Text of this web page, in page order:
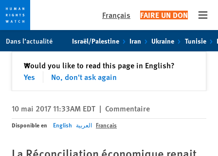
toto
content
Français FAIRE UN DON
Dans l’actualité Israël/Palestine Iran Ukraine Tunisie
Would you like to read this page in English?
Yes
No, don't ask again
✕Fermer
10 mai 2017 11:33AM EDT | Commentaire
Disponible en English العربية Français